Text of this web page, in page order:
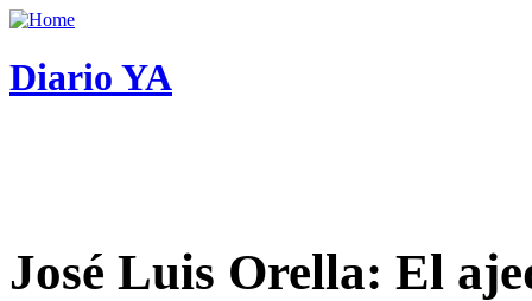
Diario YA
José Luis Orella: El